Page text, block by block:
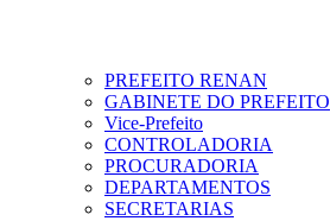
PREFEITO RENAN
GABINETE DO PREFEITO
Vice-Prefeito
CONTROLADORIA
PROCURADORIA
DEPARTAMENTOS
SECRETARIAS